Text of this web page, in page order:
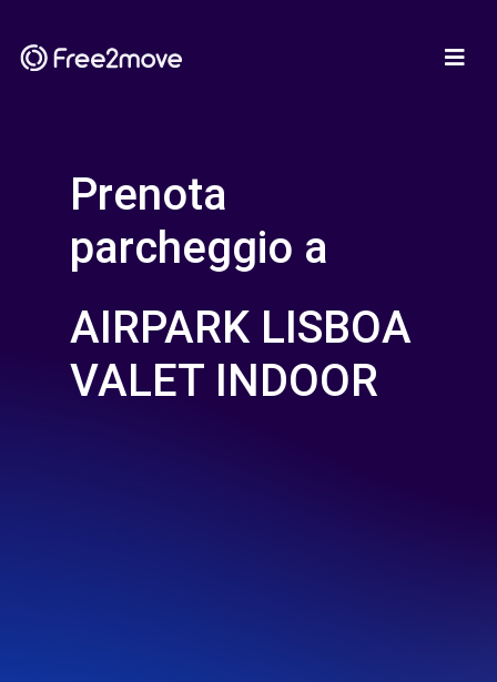
Prenota
parcheggio a
AIRPARK LISBOA
VALET INDOOR